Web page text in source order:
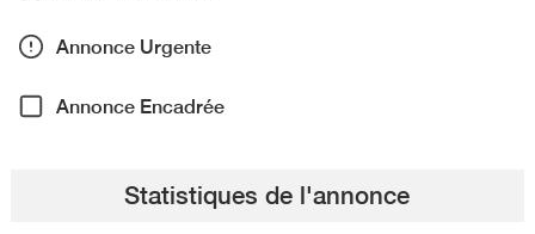
Annonce Urgente
Annonce Encadrée
Statistiques de l'annonce